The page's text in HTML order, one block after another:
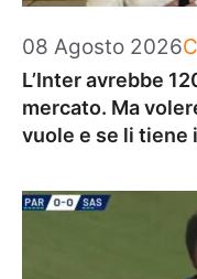
08 Agosto 2026
L’Inter avrebbe
mercato. Ma
vuole e se li tiene